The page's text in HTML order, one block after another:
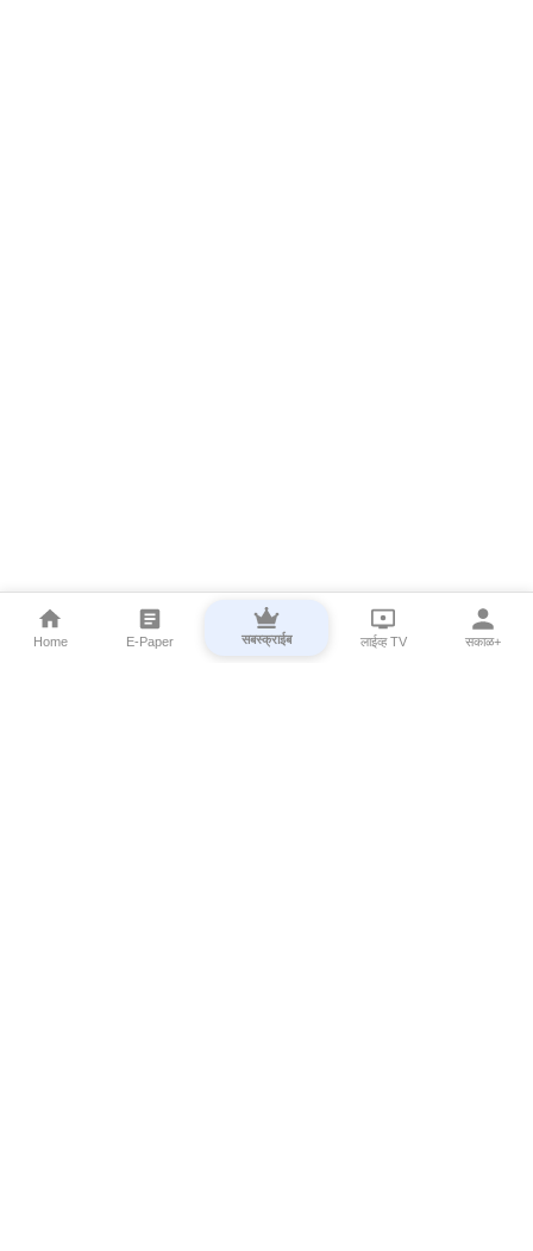
Home E-Paper सबस्क्राईब लाईव्ह TV सकाळ+